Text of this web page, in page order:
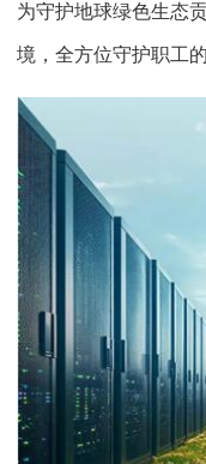
为守护地球绿色生态
境，全方位守护职工的